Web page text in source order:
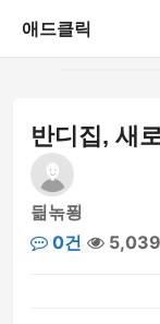
애드클릭
게시판
반디집, 새
딂녺푕
0건